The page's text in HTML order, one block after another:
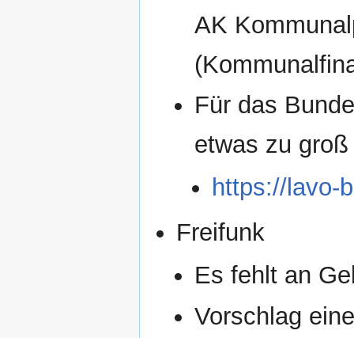
AK
Für das
etwas zu groß
https://lavo-
Freifunk
Es fehlt an
Vorschlag